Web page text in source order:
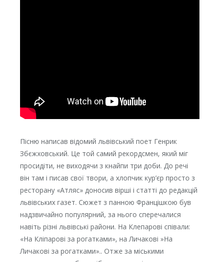
Пісню написав відомий львівський поет Генрик
Збєжховський. Це той самий рекордсмен, який міг
просидіти, не виходячи з кнайпи три доби. До речі
він там і писав свої твори, а хлопчик кур’єр просто з
ресторану «Атляс» доносив вірші і статті до редакцій
львівських газет. Сюжет з панною Францішкою був
надзвичайно популярний, за нього сперечалися
навіть різні львівські райони. На Клепарові співали:
«На Кліпарові за рогатками», на Личакові »На
Личакові за рогатками».. Отже за міськими